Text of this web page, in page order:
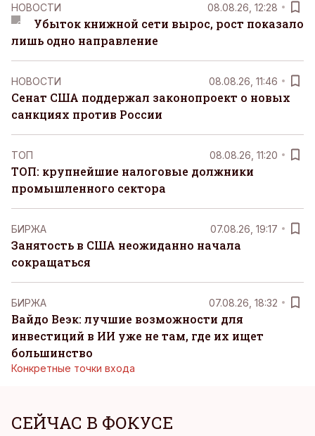
НОВОСТИ 08.08.26, 12:28
Убыток книжной сети вырос, рост показало
лишь одно направление
НОВОСТИ 08.08.26, 11:46
Сенат США поддержал законопроект о новых
санкциях против России
ТОП 08.08.26, 11:20
ТОП: крупнейшие налоговые должники
промышленного сектора
БИРЖА 07.08.26, 19:17
Занятость в США неожиданно начала
сокращаться
БИРЖА 07.08.26, 18:32
Вайдо Веэк: лучшие возможности для
инвестиций в ИИ уже не там, где их ищет
большинство
Конкретные точки входа
СЕЙЧАС В ФОКУСЕ